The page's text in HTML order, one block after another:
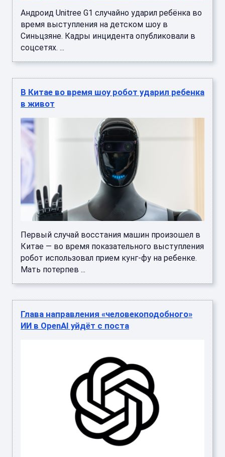
Андроид Unitree G1 случайно ударил ребёнка во
время выступления на детском шоу в
Синьцзяне. Кадры инцидента опубликовали в
соцсетях. ...
В Китае во время шоу робот ударил ребенка
в живот
Первый случай восстания машин произошел в
Китае — во время показательного выступления
робот использовал прием кунг-фу на ребенке.
Мать потерпев ...
Глава направления «человекоподобного»
ИИ в OpenAI уйдёт с поста